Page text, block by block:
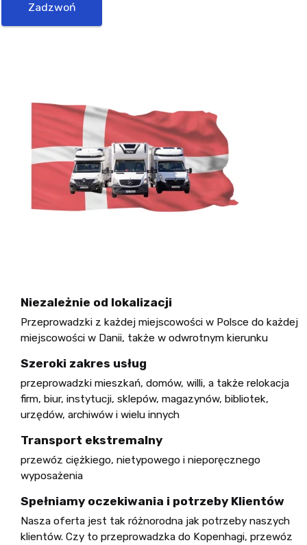
Zadzwoń
Niezależnie od lokalizacji
Przeprowadzki z każdej miejscowości w Polsce do każdej
miejscowości w Danii, także w odwrotnym kierunku
Szeroki zakres usług
przeprowadzki mieszkań, domów, willi, a także relokacja
firm, biur, instytucji, sklepów, magazynów, bibliotek,
urzędów, archiwów i wielu innych
Transport ekstremalny
przewóz ciężkiego, nietypowego i nieporęcznego
wyposażenia
Spełniamy oczekiwania i potrzeby Klientów
Nasza oferta jest tak różnorodna jak potrzeby naszych
klientów. Czy to przeprowadzka do Kopenhagi, przewóz